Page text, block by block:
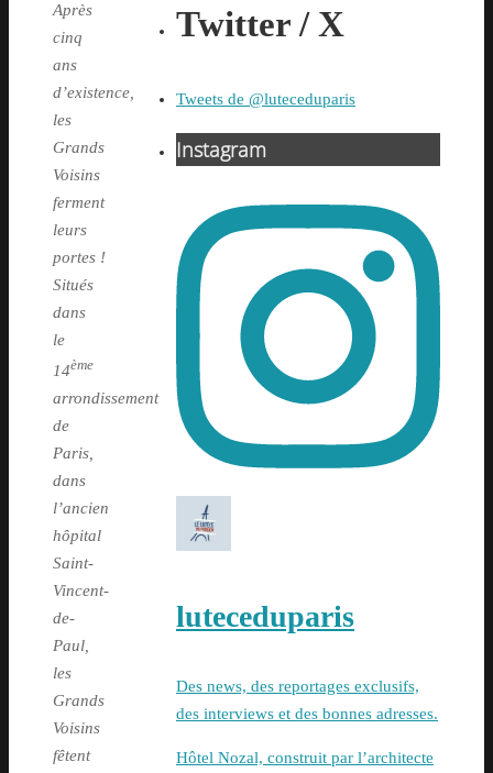
Après
cinq
ans
d’existence,
les
Grands
Voisins
ferment
leurs
portes !
Situés
dans
le
14ème
arrondissement
de
Paris,
dans
l’ancien
hôpital
Saint-
Vincent-
de-
Paul,
les
Grands
Voisins
fêtent
Twitter / X
Tweets de @luteceduparis
Instagram
luteceduparis
Des news, des reportages exclusifs,
des interviews et des bonnes adresses.
Hôtel Nozal, construit par l’architecte